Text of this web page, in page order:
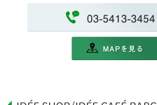
03-5413-3454
MAPを見る